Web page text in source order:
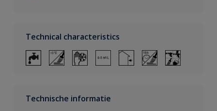
Technical characteristics
Technische informatie